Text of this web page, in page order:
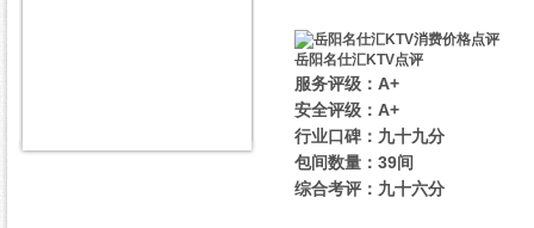
岳阳名仕汇KTV点评
服务评级：A+
安全评级：A+
行业口碑：九十九分
包间数量：39间
综合考评：九十六分